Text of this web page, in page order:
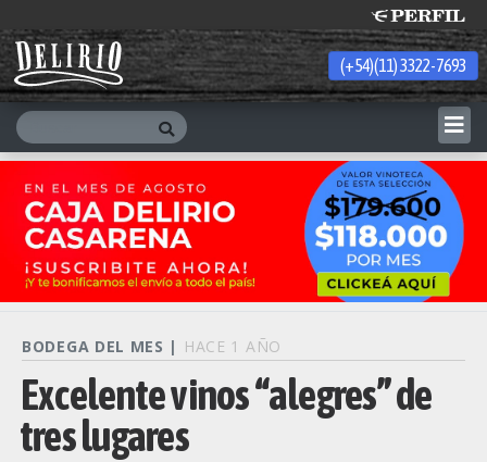
Friday 7 de August de 2026
(+54)(11) 3322-7693
BODEGA DEL MES | HACE 1 AÑO
Excelente vinos “alegres” de
tres lugares